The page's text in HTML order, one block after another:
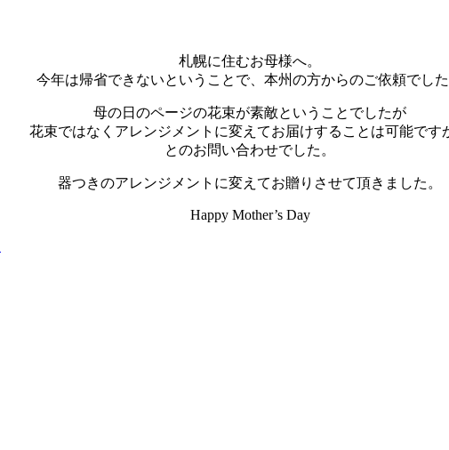
札幌に住むお母様へ。
今年は帰省できないということで、本州の方からのご依頼でし
母の日のページの花束が素敵ということでしたが
花束ではなくアレンジメントに変えてお届けすることは可能です
とのお問い合わせでした。
器つきのアレンジメントに変えてお贈りさせて頂きました。
Happy Mother’s Day